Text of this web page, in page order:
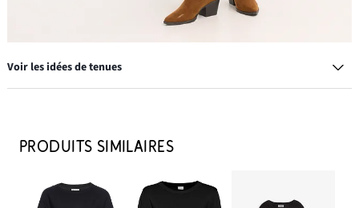
Voir les idées de tenues
39,99 €
Soutien-gorge multi-positions à armatures
PRODUITS SIMILAIRES